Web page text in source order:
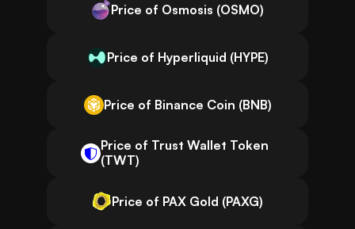
Price of Osmosis (OSMO)
Price of Hyperliquid (HYPE)
Price of Binance Coin (BNB)
Price of Trust Wallet Token
(TWT)
Price of PAX Gold (PAXG)